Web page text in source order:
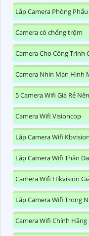
Lắp Camera Phòng
Camera có chống trộm
Camera Cho Công Trình
Camera Nhìn Màn Hình
5 Camera Wifi Giá Rẻ
Camera Wifi Visioncop
Lắp Camera Wifi
Lắp Camera Wifi Thân
Camera Wifi Hikvision
Lắp Camera Wifi Trong
Camera Wifi Chính